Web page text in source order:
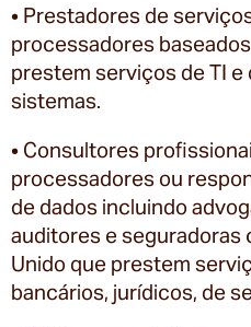
• Prestadores de
processadores
prestem serviços de TI
sistemas.
• Consultores
processadores ou
de dados incluindo
auditores e seguradoras
Unido que prestem
bancários, jurídicos, de